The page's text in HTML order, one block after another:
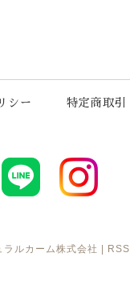
シー 特定商取引
ラルカーム株式会社 | RSS